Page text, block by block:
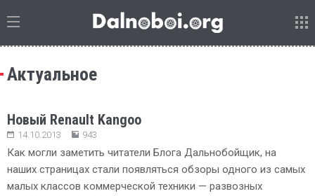
Актуальное
Новый Renault Kangoo
14.10.2013 943
Как могли заметить читатели Блога Дальнобойщик, на
наших страницах стали появляться обзоры одного из самых
малых классов коммерческой техники — развозных